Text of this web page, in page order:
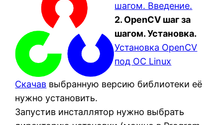
шагом. Введение.
2. OpenCV шаг за
шагом. Установка.
Установка OpenCV
под OC Linux
Скачав выбранную версию библиотеки её
нужно установить.
Запустив инсталлятор нужно выбрать